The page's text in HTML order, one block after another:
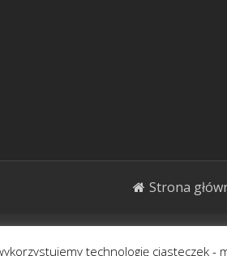
Strona
Strona ma charakter
technologię ciasteczek -